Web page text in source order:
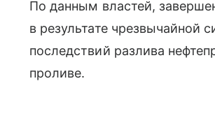
По данным властей,
в результате чрезвычайной
последствий разлива
проливе.